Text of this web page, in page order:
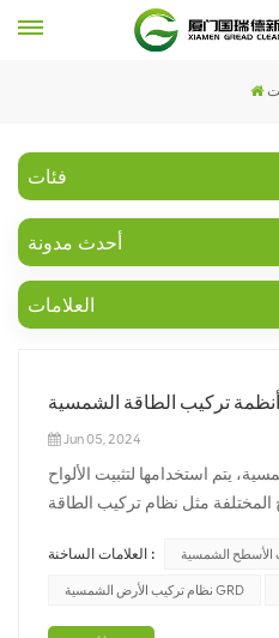
فئات
أحدث مدونة
العلامات
Jun 05, 2024
يتم استخدامها لتثبيت الألواح
مثل نظام تركيب الطاقة
الأرض، ومرآب BIPV المقاوم للماء، وما إلى ذلك. تساعد أنظمة
تثبيت الألواح أو المصفوفات
العلامات الساخنة :
نظام تركيب الأرض الشمسية GRD